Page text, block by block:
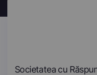
Societatea cu